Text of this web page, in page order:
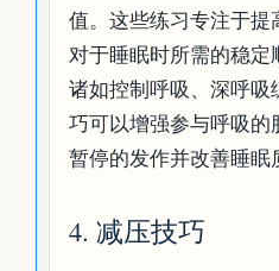
值。这些练习专注于
对于睡眠时所需的稳定
诸如控制呼吸、深呼吸
巧可以增强参与呼吸的
暂停的发作并改善睡眠
4. 减压技巧